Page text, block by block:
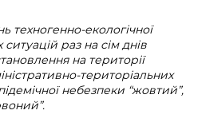
техногенно-екологічної
раз на сім днів
на території
-територіальних
небезпеки “жовтий”,